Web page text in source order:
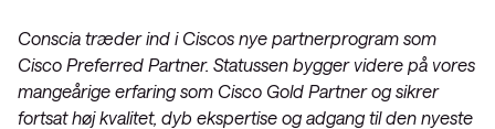
Conscia træder ind i Ciscos nye partnerprogram som
Cisco Preferred Partner. Statussen bygger videre på vores
mangeårige erfaring som Cisco Gold Partner og sikrer
fortsat høj kvalitet, dyb ekspertise og adgang til den nyeste